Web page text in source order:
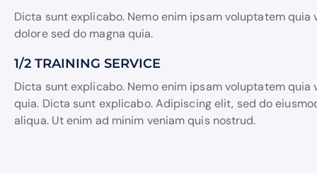
Dicta sunt explicabo. Nemo enim ipsam voluptatem
dolore sed do magna quia.
1/2 TRAINING SERVICE
Dicta sunt explicabo. Nemo enim ipsam voluptatem
quia. Dicta sunt explicabo. Adipiscing elit, sed do
aliqua. Ut enim ad minim veniam quis nostrud.